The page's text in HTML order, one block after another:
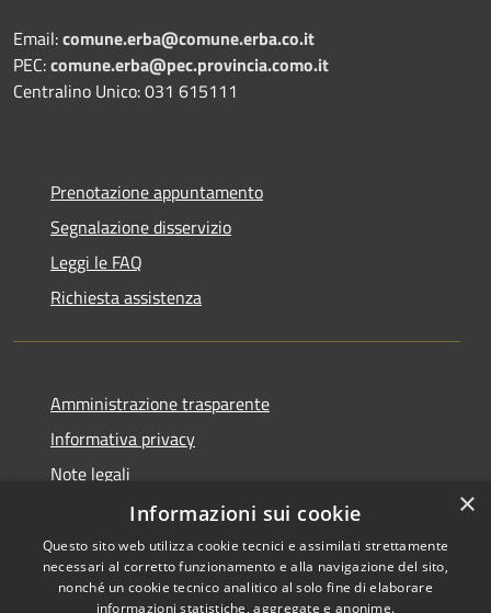
Email:comune.erba@comune.erba.co.it
PEC:comune.erba@pec.provincia.como.it
Centralino Unico: 031 615111
Prenotazione appuntamento
Segnalazione disservizio
Leggi le FAQ
Richiesta assistenza
Amministrazione trasparente
Informativa privacy
Note legali
Dichiarazione di accessibilità
×
Informazioni sui cookie
Questo sito web utilizza cookie tecnici e assimilati strettamente
necessari al corretto funzionamento e alla navigazione del sito,
nonché un cookie tecnico analitico al solo fine di elaborare
informazioni statistiche, aggregate e anonime.